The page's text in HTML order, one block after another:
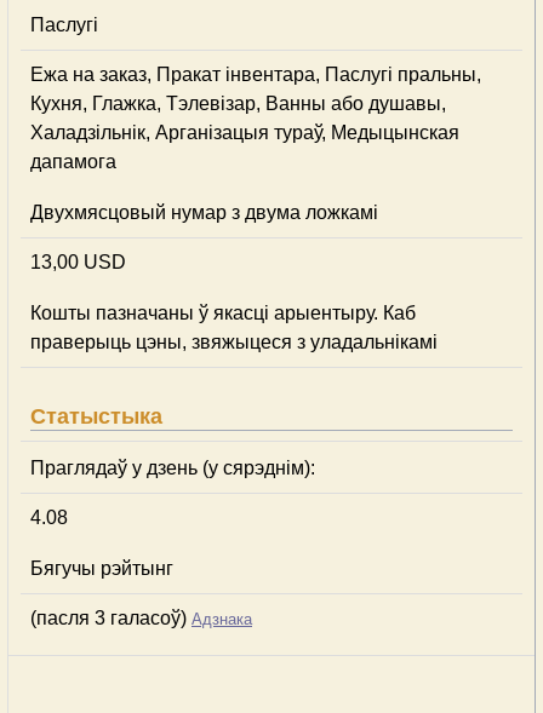
Паслугі
Ежа на заказ, Пракат інвентара, Паслугі пральны,
Кухня, Глажка, Тэлевізар, Ванны або душавы,
Халадзільнік, Арганізацыя тураў, Медыцынская
дапамога
Двухмясцовый нумар з двума ложкамі
13,00 USD
Кошты пазначаны ў якасці арыентыру. Каб
праверыць цэны, звяжыцеся з уладальнікамі
Статыстыка
Праглядаў у дзень (у сярэднім):
4.08
Бягучы рэйтынг
(пасля 3 галасоў) Адзнака